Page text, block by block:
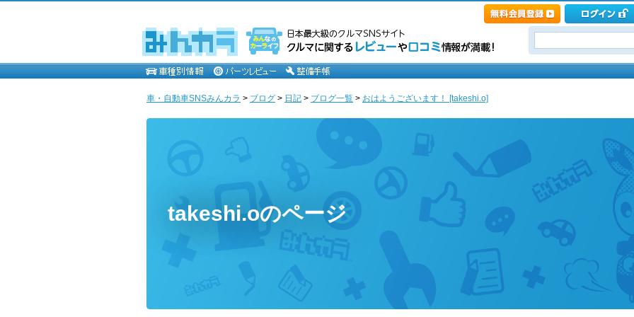
車・自動車SNSみんカラ > ブログ > 日記 > ブログ一覧 > おはようございます！ [takeshi.o]
takeshi.oのページ